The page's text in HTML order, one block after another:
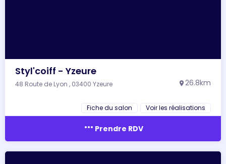
Styl'coiff - Yzeure
48 Route de Lyon , 03400 Yzeure location_on 26.8km
Fiche du salon Voir les réalisations
more_horiz Prendre RDV